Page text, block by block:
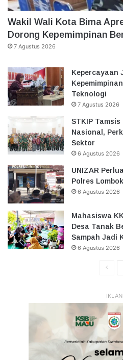
Wakil Wali Kota Bima
Dorong Kepemimpinan
7 Agustus 2026
Kepercayaan
Teknologi
7 Agustus 2026
STKIP
Nasional,
Sektor
6 Agustus 2026
UNIZAR
Polres
6 Agustus 2026
Mahasiswa
Desa Tanak
Sampah Jadi
6 Agustus 2026
IKLAN